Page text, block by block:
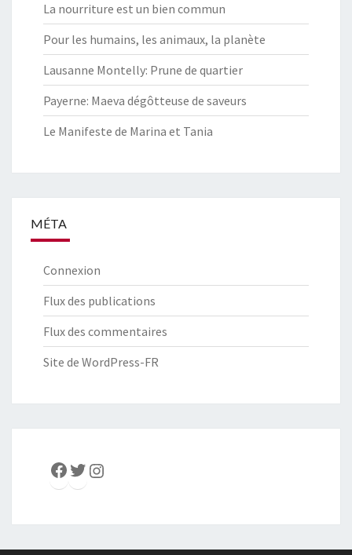
La nourriture est un bien commun
Pour les humains, les animaux, la planète
Lausanne Montelly: Prune de quartier
Payerne: Maeva dégôtteuse de saveurs
Le Manifeste de Marina et Tania
MÉTA
Connexion
Flux des publications
Flux des commentaires
Site de WordPress-FR
Facebook
Twitter
Instagram